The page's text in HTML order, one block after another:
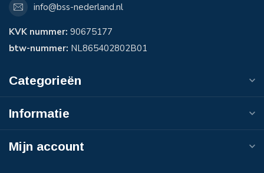
info@bss-nederland.nl
KVK nummer: 90675177
btw-nummer: NL865402802B01
Categorieën
Informatie
Mijn account